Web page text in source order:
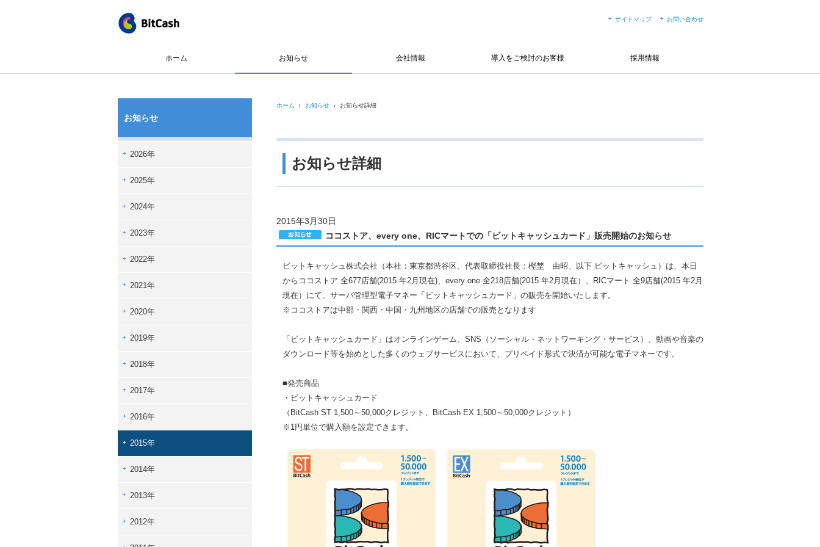
サイトマップ お問い合わせ
ホーム お知らせ 会社情報 導入をご検討のお客様 採用情報
お知らせ
2026年
2025年
2024年
2023年
2022年
2021年
2020年
2019年
2018年
2017年
2016年
2015年
2014年
2013年
2012年
ホーム お知らせ お知らせ詳細
お知らせ詳細
2015年3月30日
ココストア、every one、RICマートでの「ビットキャッシュカード」販売開始のお知らせ
ビットキャッシュ株式会社（本社：東京都渋谷区、代表取締役社長：樫埜 由昭、以下 ビットキャッシュ）は、本日
からココストア 全677店舗(2015 年2月現在)、every one 全218店舗(2015 年2月現在）、RICマート 全9店舗(2015 年2月
現在）にて、サーバ管理型電子マネー「ビットキャッシュカード」の販売を開始いたします。
※ココストアは中部・関西・中国・九州地区の店舗での販売となります
「ビットキャッシュカード」はオンラインゲーム、SNS（ソーシャル・ネットワーキング・サービス）、動画や音楽の
ダウンロード等を始めとした多くのウェブサービスにおいて、プリペイド形式で決済が可能な電子マネーです。
■発売商品
・ビットキャッシュカード
（BitCash ST 1,500～50,000クレジット、BitCash EX 1,500～50,000クレジット）
※1円単位で購入額を設定できます。